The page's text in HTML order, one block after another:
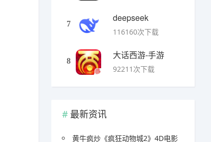
7
deepseek
116160次下载
8
大话西游-手游
92211次下载
最新资讯
黄牛疯炒《疯狂动物城2》4D电影